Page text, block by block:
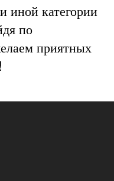
иной категории
по
приятных